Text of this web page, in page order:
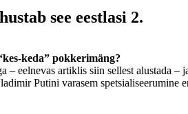
see eestlasi 2.
keda” pokkerimäng?
eelnevas artiklis siin sellest alustada
Putini varasem